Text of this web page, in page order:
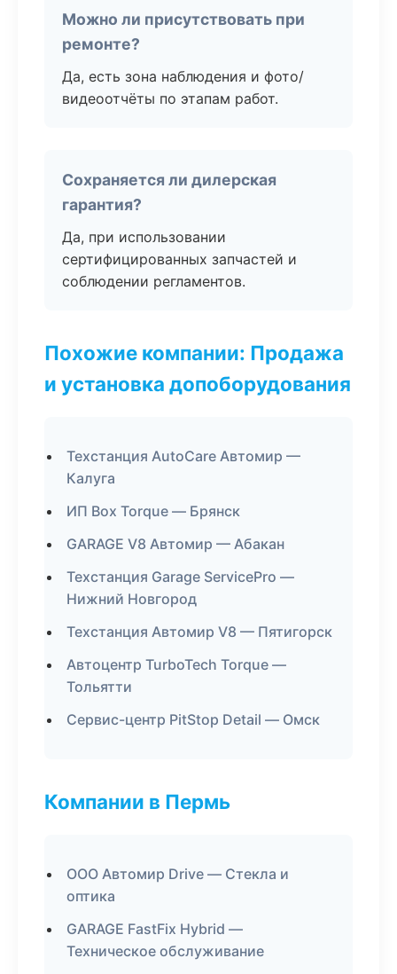
Можно ли присутствовать при
ремонте?
Да, есть зона наблюдения и фото/
видеоотчёты по этапам работ.
Сохраняется ли дилерская
гарантия?
Да, при использовании
сертифицированных запчастей и
соблюдении регламентов.
Похожие компании: Продажа
и установка допоборудования
Техстанция AutoCare Автомир —
Калуга
ИП Box Torque — Брянск
GARAGE V8 Автомир — Абакан
Техстанция Garage ServicePro —
Нижний Новгород
Техстанция Автомир V8 — Пятигорск
Автоцентр TurboTech Torque —
Тольятти
Сервис-центр PitStop Detail — Омск
Компании в Пермь
ООО Автомир Drive — Стекла и
оптика
GARAGE FastFix Hybrid —
Техническое обслуживание